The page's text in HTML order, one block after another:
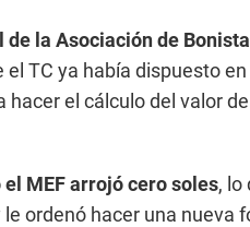
de la Asociación de
el TC ya había dispuesto
hacer el cálculo del valor
MEF arrojó cero soles, lo
ordenó hacer una nueva